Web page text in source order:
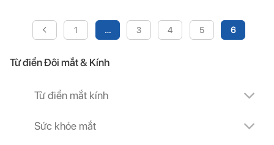
1 … 3 4 5 6
Từ điển Đôi mắt & Kính
Từ điển mắt kính
Sức khỏe mắt